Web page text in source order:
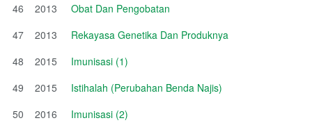
46
2013
Obat Dan Pengobatan
47
2013
Rekayasa Genetika Dan Produknya
48
2015
Imunisasi (1)
49
2015
Istihalah (Perubahan Benda Najis)
50
2016
Imunisasi (2)